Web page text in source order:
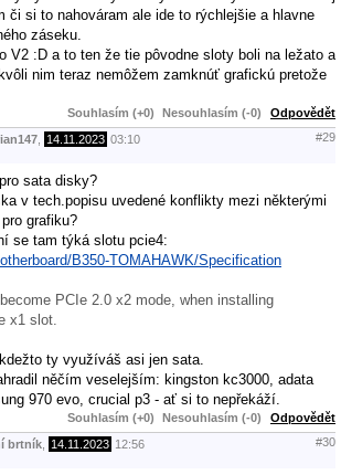
či si to nahováram ale ide to rýchlejšie a hlavne
záseku.
V2 :D a to ten že tie pôvodne sloty boli na ležato a
nim teraz nemôžem zamknúť grafickú pretože
Souhlasím (+0) Nesouhlasím (-0) Odpovědět
14.11.2023 03:10 #29
sata disky?
v tech.popisu uvedené konflikty mezi některými
grafiku?
se tam týká slotu pcie4:
B350-TOMAHAWK/Specification
PCIe 2.0 x2 mode, when installing
x1 slot.
ty využíváš asi jen sata.
něčím veselejším: kingston kc3000, adata
970 evo, crucial p3 - ať si to nepřekáží.
Souhlasím (+0) Nesouhlasím (-0) Odpovědět
brtník 14.11.2023 12:56 #30